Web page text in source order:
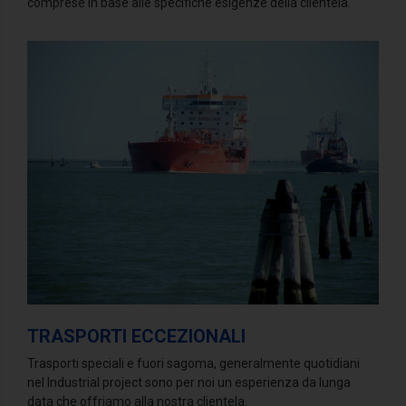
TRASPORTI ECCEZIONALI
Trasporti speciali e fuori sagoma, generalmente quotidiani
nel Industrial project sono per noi un esperienza da lunga
data che offriamo alla nostra clientela.